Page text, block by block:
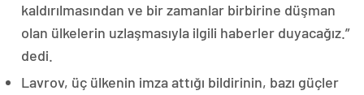
kaldırılmasından ve bir zamanlar birbirine düşman
olan ülkelerin uzlaşmasıyla ilgili haberler duyacağız.”
dedi.
Lavrov, üç ülkenin imza attığı bildirinin, bazı güçler